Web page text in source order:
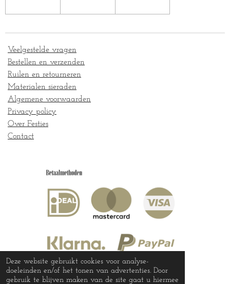
Deze website gebruikt cookies voor analyse-
doeleinden en/of het tonen van advertenties. Door
gebruik te blijven maken van de site gaat u hiermee
Veelgestelde vragen
Bestellen en verzenden
Ruilen en retourneren
Materialen sieraden
Algemene voorwaarden
Privacy policy
Over Festies
Contact